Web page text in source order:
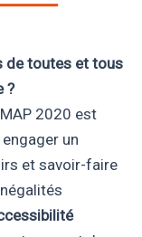
de toutes et tous
?
2020 est
un
et savoir-faire